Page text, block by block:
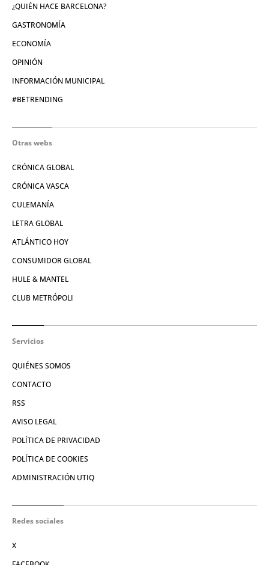
¿QUIÉN HACE BARCELONA?
GASTRONOMÍA
ECONOMÍA
OPINIÓN
INFORMACIÓN MUNICIPAL
#BETRENDING
Otras webs
CRÓNICA GLOBAL
CRÓNICA VASCA
CULEMANÍA
LETRA GLOBAL
ATLÁNTICO HOY
CONSUMIDOR GLOBAL
HULE & MANTEL
CLUB METRÓPOLI
Servicios
QUIÉNES SOMOS
CONTACTO
RSS
AVISO LEGAL
POLÍTICA DE PRIVACIDAD
POLÍTICA DE COOKIES
ADMINISTRACIÓN UTIQ
Redes sociales
X